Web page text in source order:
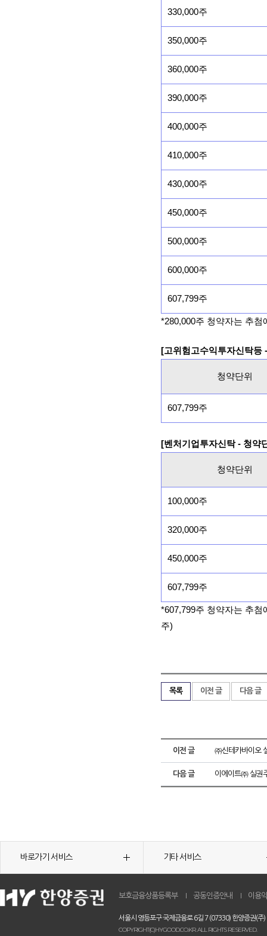
330,000주
350,000주
360,000주
390,000주
400,000주
410,000주
430,000주
450,000주
500,000주
600,000주
607,799주
*280,000주 청약자는 추
[고위험고수익투자신탁등
청약단위
607,799주
[벤처기업투자신탁 - 청약
청약단위
100,000주
320,000주
450,000주
607,799주
*607,799주 청약자는 추
주)
목록 이전 글 다음 글
이전 글 ㈜신테카바이오
다음 글 이에이트㈜ 실권
바로가기 서비스 기타 서비스
보호금융상품등록부 공동인증안내 이용
서울시 영등포구 국제금융로 6길 7 (07330) 한양증권(주)
COPYRIGHT(C)HYGOOD.CO.KR. ALL RIGHTS RESERVED.